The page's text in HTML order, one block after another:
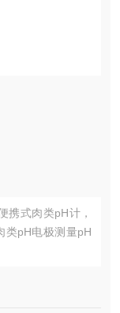
携式肉类pH计，
类pH电极测量pH